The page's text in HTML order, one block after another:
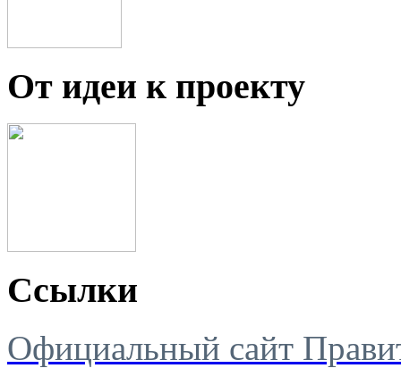
От идеи к проекту
Ссылки
Официальный сайт